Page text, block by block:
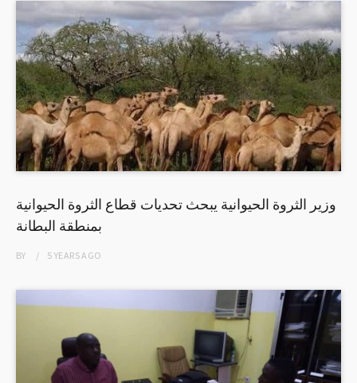
وزير الثروة الحيوانية يبحث تحديات قطاع الثروة الحيوانية
بمنطقة البطانة
BY 5 YEARSAGO